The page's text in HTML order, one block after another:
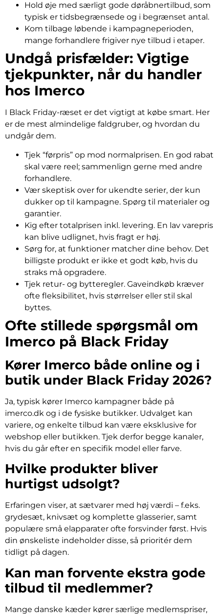
Hold øje med særligt gode døråbnertilbud, som
typisk er tidsbegrænsede og i begrænset antal.
Kom tilbage løbende i kampagneperioden,
mange forhandlere frigiver nye tilbud i etaper.
Undgå prisfælder: Vigtige
tjekpunkter, når du handler
hos Imerco
I Black Friday-ræset er det vigtigt at købe smart. Her
er de mest almindelige faldgruber, og hvordan du
undgår dem.
Tjek “førpris” op mod normalprisen. En god rabat
skal være reel; sammenlign gerne med andre
forhandlere.
Vær skeptisk over for ukendte serier, der kun
dukker op til kampagne. Spørg til materialer og
garantier.
Kig efter totalprisen inkl. levering. En lav varepris
kan blive udlignet, hvis fragt er høj.
Sørg for, at funktioner matcher dine behov. Det
billigste produkt er ikke et godt køb, hvis du
straks må opgradere.
Tjek retur- og bytteregler. Gaveindkøb kræver
ofte fleksibilitet, hvis størrelser eller stil skal
byttes.
Ofte stillede spørgsmål om
Imerco på Black Friday
Kører Imerco både online og i
butik under Black Friday 2026?
Ja, typisk kører Imerco kampagner både på
imerco.dk og i de fysiske butikker. Udvalget kan
variere, og enkelte tilbud kan være eksklusive for
webshop eller butikken. Tjek derfor begge kanaler,
hvis du går efter en specifik model eller farve.
Hvilke produkter bliver
hurtigst udsolgt?
Erfaringen viser, at sætvarer med høj værdi – f.eks.
grydesæt, knivsæt og komplette glasserier, samt
populære små elapparater ofte forsvinder først. Hvis
din ønskeliste indeholder disse, så prioritér dem
tidligt på dagen.
Kan man forvente ekstra gode
tilbud til medlemmer?
Mange danske kæder kører særlige medlemspriser,